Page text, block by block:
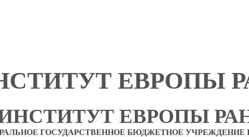
ЕВРОПЫ
ЕВРОПЫ
ГОСУДАРСТВЕННОЕ БЮДЖЕТНОЕ УЧРЕЖДЕНИЕ